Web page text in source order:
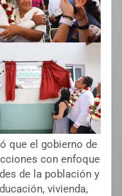
que el gobierno de
con enfoque
de la población y
vivienda,